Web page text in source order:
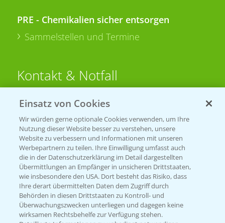
PRE - Chemikalien sicher entsorgen
Sammelstellen und Termine
Kontakt & Notfall
Beratung auf WhatsApp
T.+49 (0)174 346 564 1
KONTAKT
Hilfe in Notfällen
T.+49 (0)214/30-20220
Einsatz von Cookies
Wir würden gerne optionale Cookies verwenden, um Ihre
Nutzung dieser Website besser zu verstehen, unsere
Website zu verbessern und Informationen mit unseren
Werbepartnern zu teilen. Ihre Einwilligung umfasst auch
die in der Datenschutzerklärung im Detail dargestellten
Übermittlungen an Empfänger in unsicheren Drittstaaten,
wie insbesondere den USA. Dort besteht das Risiko, dass
Ihre derart übermittelten Daten dem Zugriff durch
Behörden in diesen Drittstaaten zu Kontroll- und
Überwachungszwecken unterliegen und dagegen keine
wirksamen Rechtsbehelfe zur Verfügung stehen.